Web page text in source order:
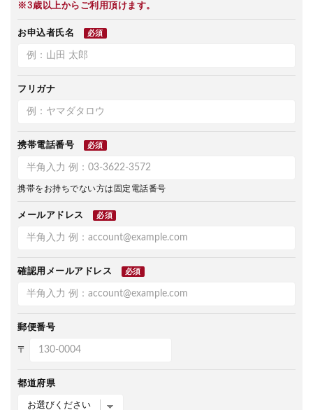
※3歳以上からご利用頂けます。
お申込者氏名 必須
フリガナ
携帯電話番号 必須
携帯をお持ちでない方は固定電話番号
メールアドレス 必須
確認用メールアドレス 必須
郵便番号
〒
都道府県